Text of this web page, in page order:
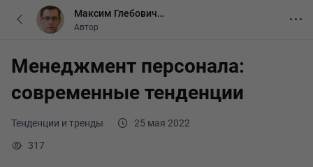
Тенденции и тренды
25 мая 2022
317
Менеджмент персонала:
современные тенденции
Максим Глебович
Соловьев
Автор